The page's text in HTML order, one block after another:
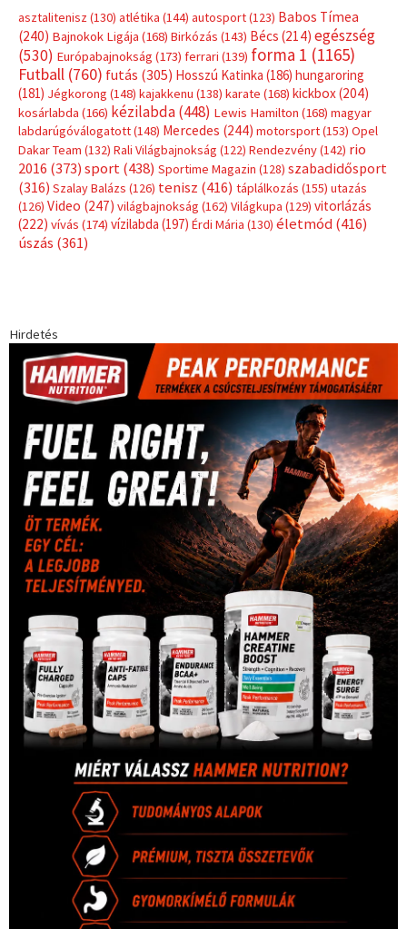
asztalitenisz (130) atlétika (144) autosport(123) Babos Tímea
(240) Bajnokok Ligája (168) Birkózás (143) Bécs (214) egészség
(530) Európabajnokság (173) ferrari (139) forma 1 (1165)
Futball (760) futás (305) Hosszú Katinka (186) hungaroring
(181) Jégkorong (148) kajakkenu (138) karate (168) kickbox(204)
kosárlabda (166) kézilabda(448) Lewis Hamilton (168) magyar
labdarúgóválogatott(148) Mercedes (244) motorsport(153) Opel
Dakar Team (132) Rali Világbajnokság (122) Rendezvény(142) rio
2016 (373) sport(438) Sportime Magazin (128) szabadidősport
(316) Szalay Balázs (126) tenisz (416) táplálkozás (155) utazás
(126) Video (247) világbajnokság (162) Világkupa (129) vitorlázás
(222) vívás (174) vízilabda (197) Érdi Mária (130) életmód(416)
úszás (361)
Hirdetés